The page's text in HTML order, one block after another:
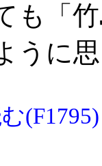
も「
うに
(F1795)